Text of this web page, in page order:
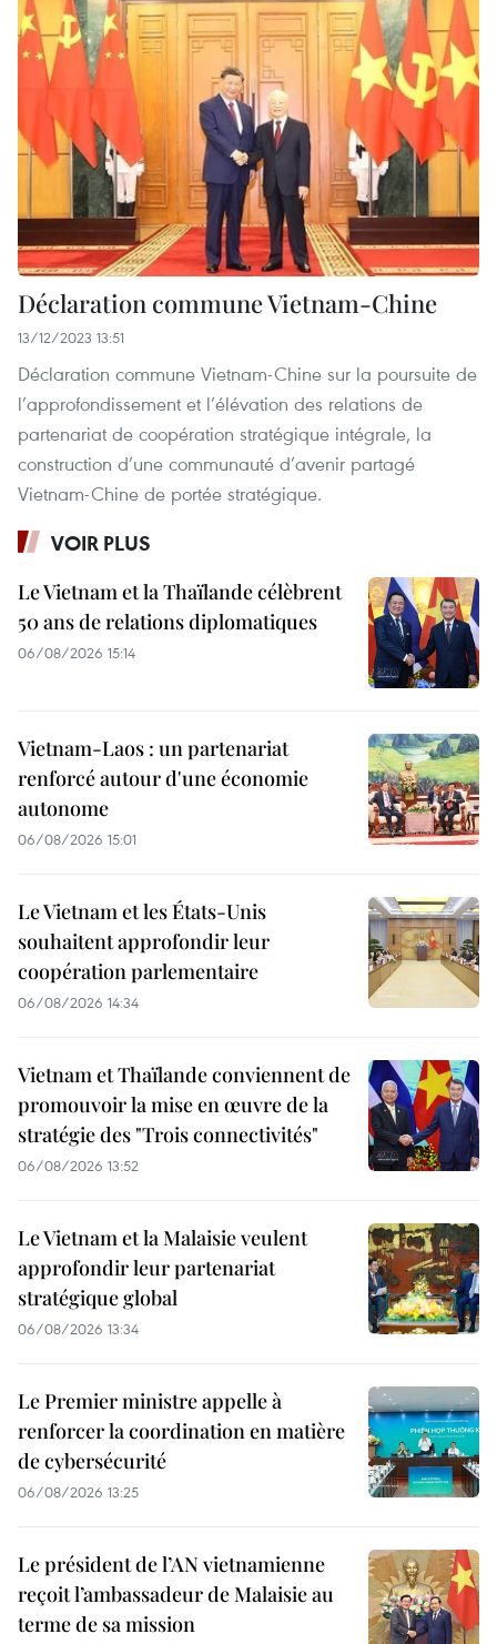
Déclaration commune Vietnam-Chine
13/12/2023 13:51
Déclaration commune Vietnam-Chine sur la poursuite de
l’approfondissement et l’élévation des relations de
partenariat de coopération stratégique intégrale, la
construction d’une communauté d’avenir partagé
Vietnam-Chine de portée stratégique.
VOIR PLUS
Le Vietnam et la Thaïlande célèbrent
50 ans de relations diplomatiques
06/08/2026 15:14
Vietnam-Laos : un partenariat
renforcé autour d'une économie
autonome
06/08/2026 15:01
Le Vietnam et les États-Unis
souhaitent approfondir leur
coopération parlementaire
06/08/2026 14:34
Vietnam et Thaïlande conviennent de
promouvoir la mise en œuvre de la
stratégie des "Trois connectivités"
06/08/2026 13:52
Le Vietnam et la Malaisie veulent
approfondir leur partenariat
stratégique global
06/08/2026 13:34
Le Premier ministre appelle à
renforcer la coordination en matière
de cybersécurité
06/08/2026 13:25
Le président de l’AN vietnamienne
reçoit l’ambassadeur de Malaisie au
terme de sa mission